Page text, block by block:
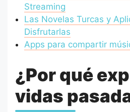
Streaming
Las Novelas Turcas y
Disfrutarlas
Apps para compartir
¿Por qué
vidas